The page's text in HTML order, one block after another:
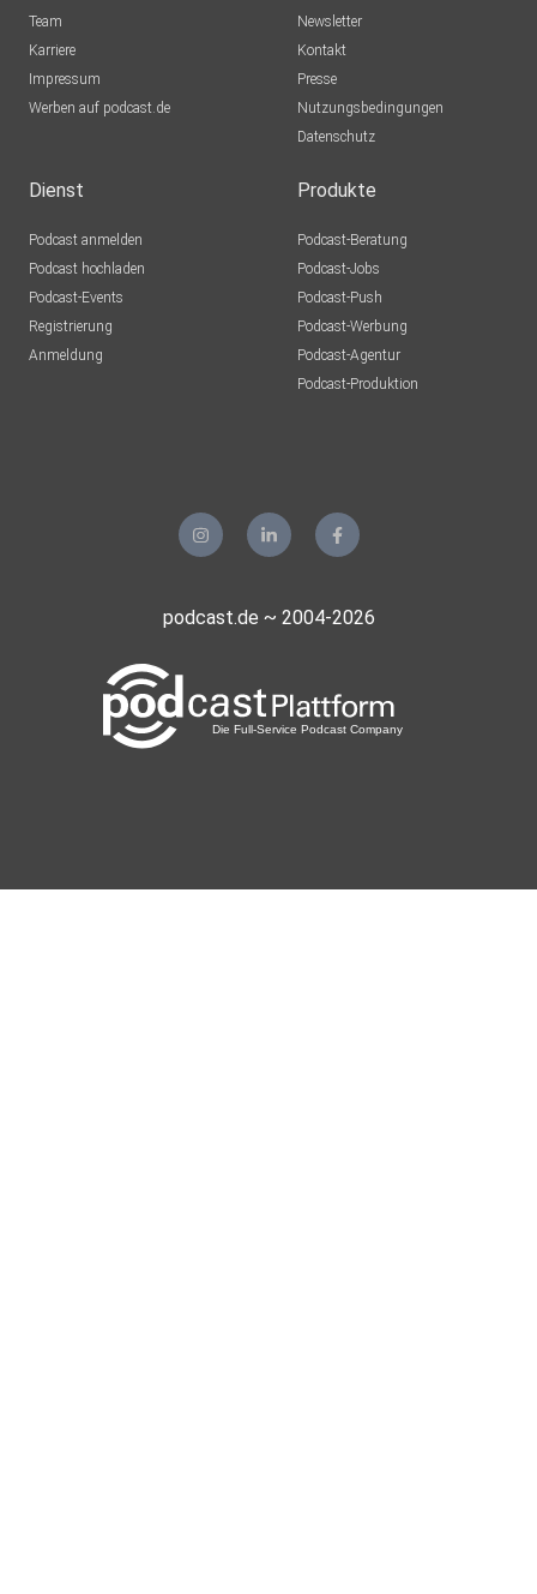
Team
Karriere
Impressum
Werben auf podcast.de
Newsletter
Kontakt
Presse
Nutzungsbedingungen
Datenschutz
Dienst
Podcast anmelden
Podcast hochladen
Podcast-Events
Registrierung
Anmeldung
Produkte
Podcast-Beratung
Podcast-Jobs
Podcast-Push
Podcast-Werbung
Podcast-Agentur
Podcast-Produktion
podcast.de ~ 2004-2026